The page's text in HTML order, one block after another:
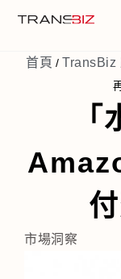
首頁 / TransBiz
市場洞察